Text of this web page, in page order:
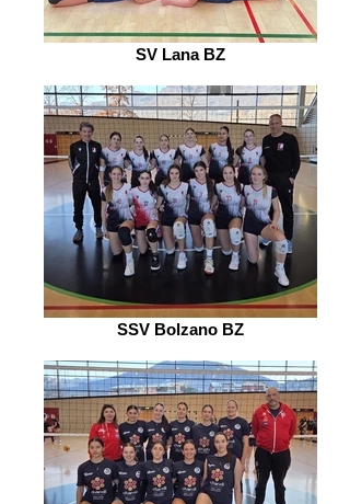
SV Lana BZ
SSV Bolzano BZ